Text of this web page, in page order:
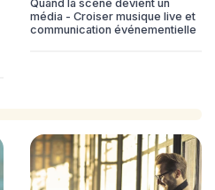
Quand la scène devient un
média - Croiser musique live et
communication événementielle